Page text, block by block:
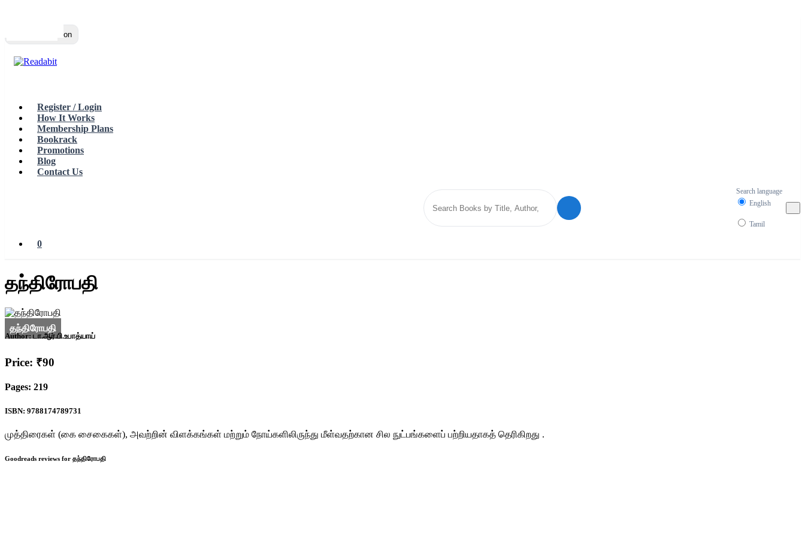
Toggle navigation
Register / Login
How It Works
Membership Plans
Bookrack
Promotions
Blog
Contact Us
Search language
English
Tamil
0
தந்திரோபதி
Author: டா.ஆர்.பி.உபாத்யாய்
Price: ₹90
Pages: 219
ISBN: 9788174789731
முத்திரைகள் (கை சைகைகள்), அவற்றின் விளக்கங்கள் மற்றும் நோய்களிலிருந்து மீள்வதற்கான சில நுட்பங்களைப் பற்றியதாகத் தெரிகிறது .
Goodreads reviews for தந்திரோபதி